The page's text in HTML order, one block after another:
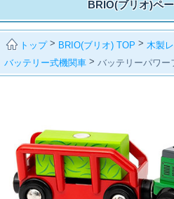
BRIO(ブリオ)ペ
トップ> BRIO(ブリオ) TOP > 木製
バッテリー式機関車 > バッテリーパワー